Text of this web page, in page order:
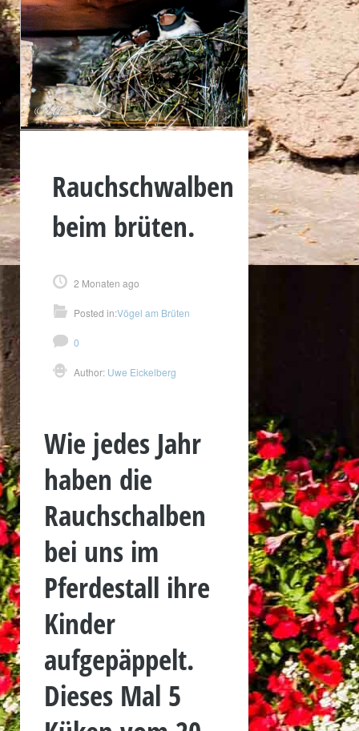
Rauchschwalben
beim brüten.
2 Monaten ago
Posted in:Vögel am Brüten
0
Author: Uwe Eickelberg
Wie jedes Jahr
haben die
Rauchschalben
bei uns im
Pferdestall ihre
Kinder
aufgepäppelt.
Dieses Mal 5